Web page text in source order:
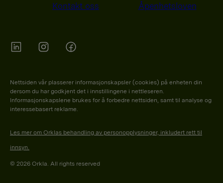
Kontakt oss
Åpenhetsloven
Nettsiden vår plasserer informasjonskapsler (cookies) på enheten din
dersom du har godkjent det i innstillingene i nettleseren.
Informasjonskapslene brukes for å forbedre nettsiden, samt til analyse og
interessebasert reklame.
Les mer om Orklas behandling av personopplysninger, inkludert rett til
innsyn.
© 2026 Orkla. All rights reserved